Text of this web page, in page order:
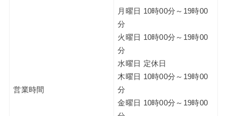
営業時間
月曜日 10時00分～19時00
分
火曜日 10時00分～19時00
分
水曜日 定休日
木曜日 10時00分～19時00
分
金曜日 10時00分～19時00